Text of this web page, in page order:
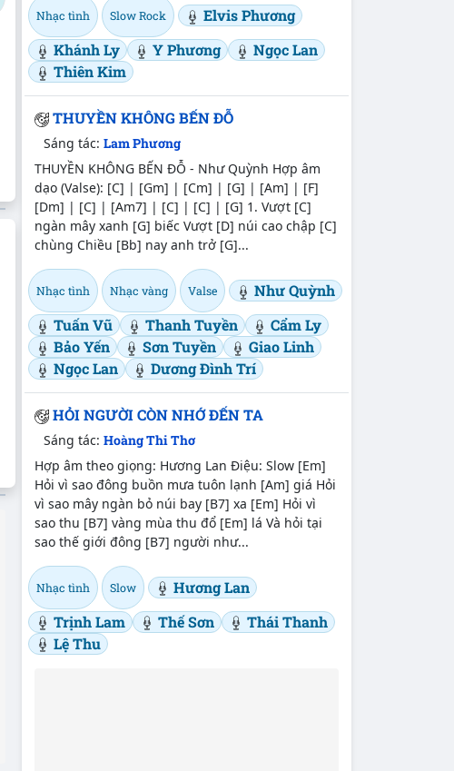
Nhạc tình Slow Rock
Elvis Phương
Khánh Ly
Y Phương
Ngọc Lan
Thiên Kim
THUYỀN KHÔNG BẾN ĐỖ
Sáng tác:Lam Phương
THUYỀN KHÔNG BẾN ĐỖ - Như Quỳnh Hợp âm
dạo (Valse): [C] | [Gm] | [Cm] | [G] | [Am] | [F]
[Dm] | [C] | [Am7] | [C] | [C] | [G] 1. Vượt [C]
ngàn mây xanh [G] biếc Vượt [D] núi cao chập [C]
chùng Chiều [Bb] nay anh trở [G]...
Nhạc tình Nhạc vàng Valse
Như Quỳnh
Tuấn Vũ
Thanh Tuyền
Cẩm Ly
Bảo Yến
Sơn Tuyền
Giao Linh
Ngọc Lan
Dương Đình Trí
HỎI NGƯỜI CÒN NHỚ ĐẾN TA
Sáng tác:Hoàng Thi Thơ
Hợp âm theo giọng: Hương Lan Điệu: Slow [Em]
Hỏi vì sao đông buồn mưa tuôn lạnh [Am] giá Hỏi
vì sao mây ngàn bỏ núi bay [B7] xa [Em] Hỏi vì
sao thu [B7] vàng mùa thu đổ [Em] lá Và hỏi tại
sao thế giới đông [B7] người như...
Nhạc tình Slow
Hương Lan
Trịnh Lam
Thế Sơn
Thái Thanh
Lệ Thu